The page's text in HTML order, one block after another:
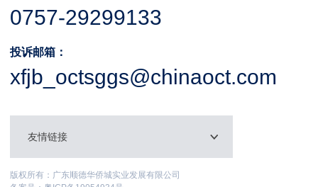
0757-29299133
投诉邮箱：
xfjb_octsggs@chinaoct.com
友情链接
版权所有：广东顺德华侨城实业发展有限公司